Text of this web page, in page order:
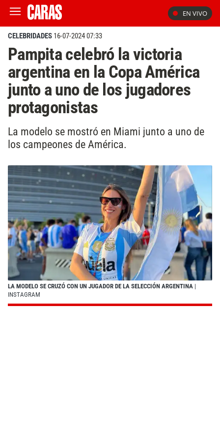
EN VIVO
CELEBRIDADES 16-07-2024 07:33
Pampita celebró la victoria
argentina en la Copa América
junto a uno de los jugadores
protagonistas
La modelo se mostró en Miami junto a uno de
los campeones de América.
LA MODELO SE CRUZÓ CON UN JUGADOR DE LA SELECCIÓN ARGENTINA |
INSTAGRAM